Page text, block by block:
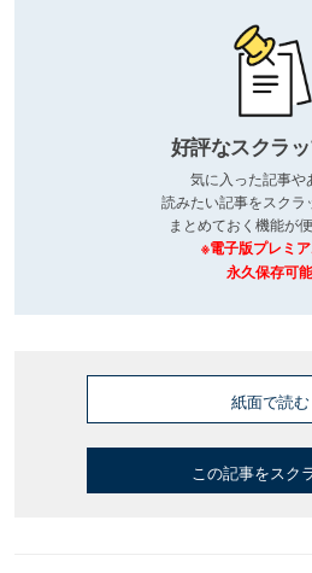
好評なスクラ
気に入った記事や
読みたい記事をスクラ
まとめておく機能が便
※電子版プレミ
永久保存可能
紙面で読む
この記事をスク